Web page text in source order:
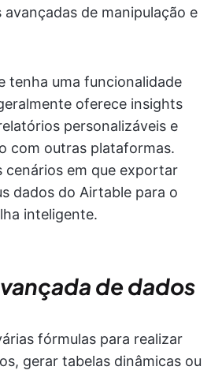
de manipulação e
tenha uma funcionalidade
oferece insights
personalizáveis e
com outras plataformas.
cenários em que exportar
dados do Airtable para o
inteligente.
de dados
fórmulas para realizar
gerar tabelas dinâmicas ou